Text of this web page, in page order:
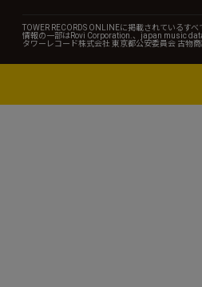
TOWER RECORDS ONLINEに掲載されているす
情報の一部はRovi Corporation.、japan music
タワーレコード株式会社 東京都公安委員会 古物